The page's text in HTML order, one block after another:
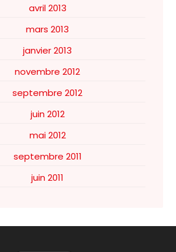
avril 2013
mars 2013
janvier 2013
novembre 2012
septembre 2012
juin 2012
mai 2012
septembre 2011
juin 2011